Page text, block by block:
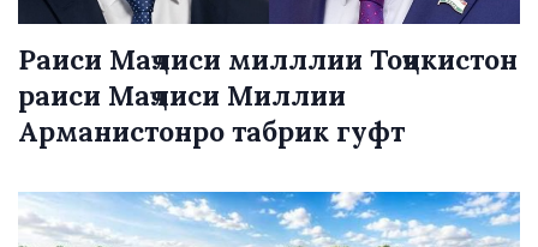
Раиси Маҷлиси милллии Тоҷикистон
раиси Маҷлиси Миллии
Арманистонро табрик гуфт